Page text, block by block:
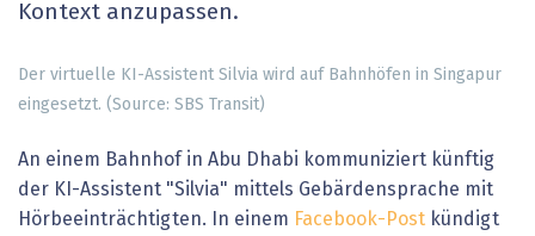
Kontext anzupassen.
Der virtuelle KI-Assistent Silvia wird auf Bahnhöfen in Singapur
eingesetzt. (Source: SBS Transit)
An einem Bahnhof in Abu Dhabi kommuniziert künftig
der KI-Assistent "Silvia" mittels Gebärdensprache mit
Hörbeeinträchtigten. In einem Facebook-Post kündigt